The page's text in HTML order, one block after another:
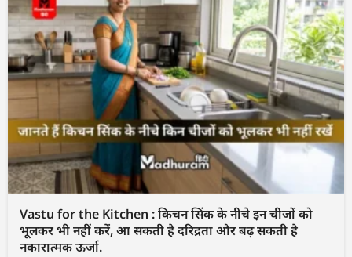
Vastu for the Kitchen : किचन सिंक के नीचे इन चीजों को
भूलकर भी नहीं करें, आ सकती है दरिद्रता और बढ़ सकती है
नकारात्मक ऊर्जा.